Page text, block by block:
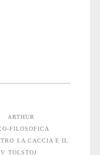
ARTHUR
FILOSOFICA
LA CACCIA E IL
TOLSTOJ